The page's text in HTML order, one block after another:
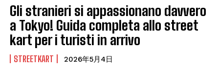
Gli stranieri si appassionano davvero
a Tokyo! Guida completa allo street
kart per i turisti in arrivo
STREETKART 2026年5月4日